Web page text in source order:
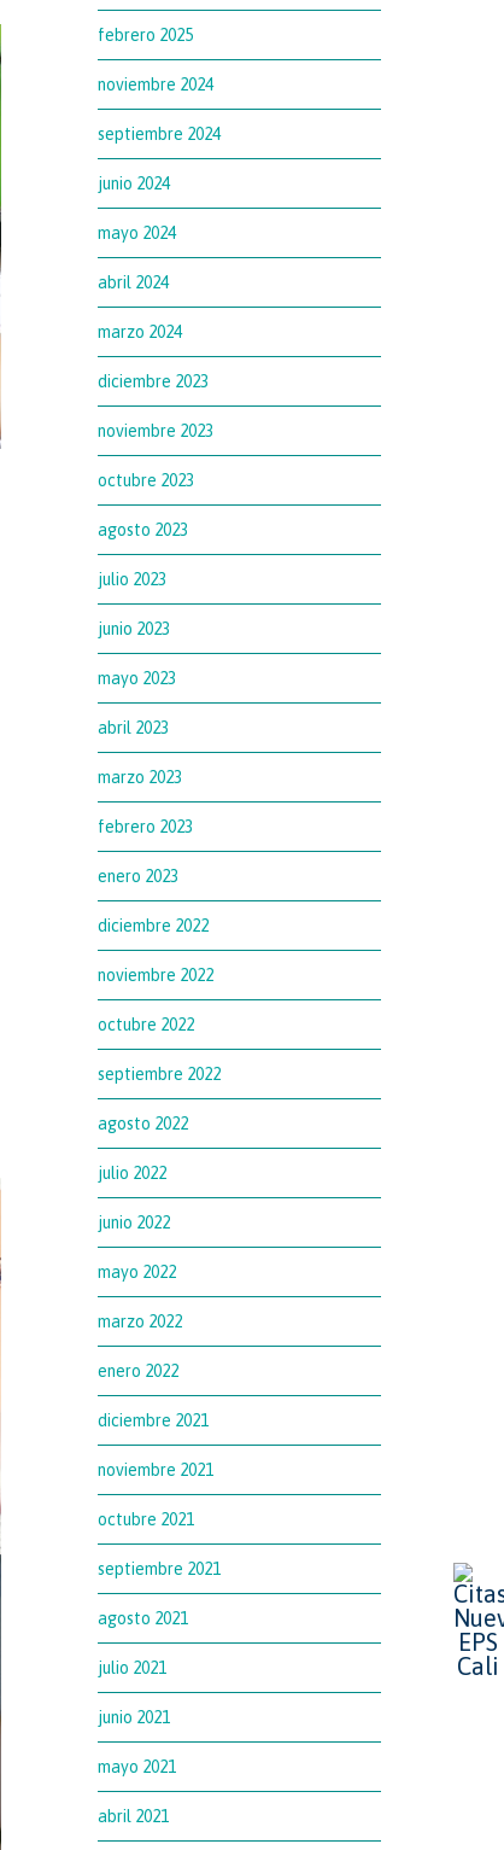
febrero 2025
noviembre 2024
septiembre 2024
junio 2024
mayo 2024
abril 2024
marzo 2024
diciembre 2023
noviembre 2023
octubre 2023
agosto 2023
julio 2023
junio 2023
mayo 2023
abril 2023
marzo 2023
febrero 2023
enero 2023
diciembre 2022
noviembre 2022
octubre 2022
septiembre 2022
agosto 2022
julio 2022
junio 2022
mayo 2022
marzo 2022
enero 2022
diciembre 2021
noviembre 2021
octubre 2021
septiembre 2021
agosto 2021
julio 2021
junio 2021
mayo 2021
abril 2021